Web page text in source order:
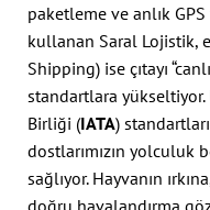
paketleme ve anlık
kullanan Saral Lojistik,
Shipping) ise çıtayı
standartlara yükseltiyor.
Birliği (IATA)
dostlarımızın yolculuk
sağlıyor. Hayvanın
doğru havalandırma